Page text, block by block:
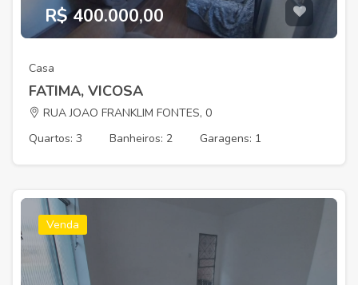
R$ 400.000,00
Casa
FATIMA, VICOSA
RUA JOAO FRANKLIM FONTES, 0
Quartos: 3
Banheiros: 2 Garagens: 1
Venda